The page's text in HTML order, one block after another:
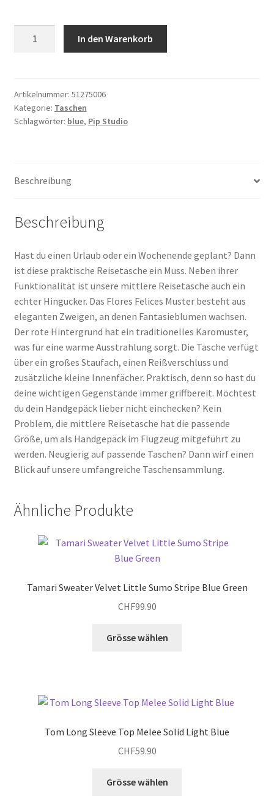
Flores
dark
blue
In den Warenkorb
Artikelnummer: 51275006
Kategorie: Taschen
Schlagwörter: blue, Pip Studio
Beschreibung
Beschreibung
Hast du einen Urlaub oder ein Wochenende geplant? Dann
ist diese praktische Reisetasche ein Muss. Neben ihrer
Funktionalität ist unsere mittlere Reisetasche auch ein
echter Hingucker. Das Flores Felices Muster besteht aus
eleganten Zweigen, an denen Fantasieblumen wachsen.
Der rote Hintergrund hat ein traditionelles Karomuster,
was für eine warme Ausstrahlung sorgt. Die Tasche verfügt
über ein großes Staufach, einen Reißverschluss und
zusätzliche kleine Innenfächer. Praktisch, denn so hast du
deine wichtigen Gegenstände immer griffbereit. Möchtest
du dein Handgepäck lieber nicht einchecken? Kein
Problem, die mittlere Reisetasche hat die passende
Größe, um als Handgepäck im Flugzeug mitgeführt zu
werden. Neugierig auf passende Taschen? Dann wirf einen
Blick auf unsere umfangreiche Taschensammlung.
Ähnliche Produkte
Tamari Sweater Velvet Little Sumo Stripe Blue Green
CHF99.90
Grösse wählen
auf.
Optionen
Tom Long Sleeve Top Melee Solid Light Blue
CHF59.90
Grösse wählen